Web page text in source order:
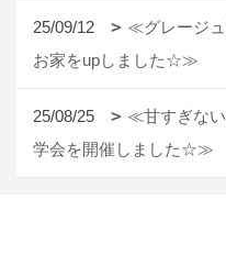
25/09/12
≪グレージ
お家をupしました☆≫
25/08/25
≪甘すぎな
学会を開催しました☆≫